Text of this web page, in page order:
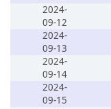
2024-
09-12
2024-
09-13
2024-
09-14
2024-
09-15